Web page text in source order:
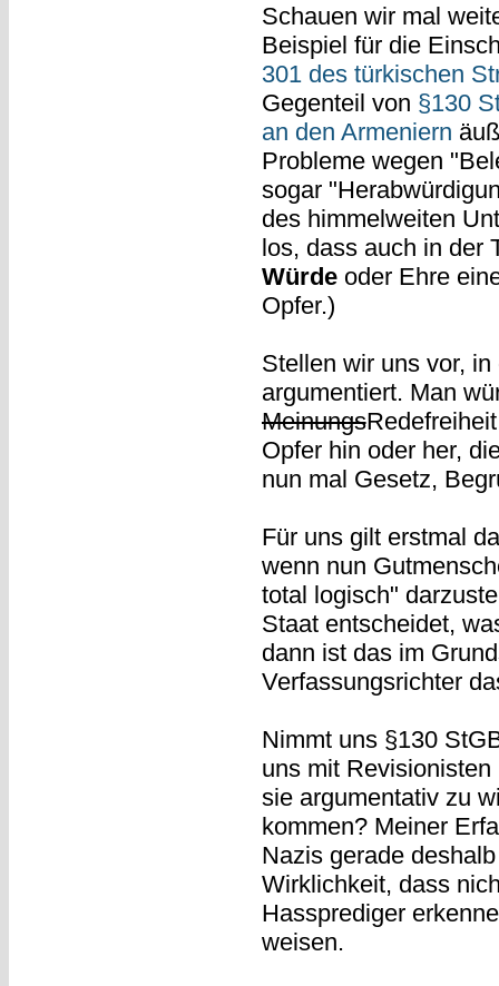
Schauen wir mal
Beispiel für die
301 des türkischen
Gegenteil von §130
an den Armeniern
Probleme wegen
sogar
des himmelweiten
los, dass auch in der
Würdeoder Ehre
Opfer.)
Stellen wir uns vor,
argumentiert. Man
Meinungs
Opfer hin oder her,
nun mal Gesetz,
Für uns gilt erstmal
wenn nun
total logisch"
Staat entscheidet,
dann ist das im
Verfassungsrichter
Nimmt uns §130
uns mit
sie argumentativ zu
kommen? Meiner
Nazis gerade
Wirklichkeit, dass
Hassprediger
weisen.